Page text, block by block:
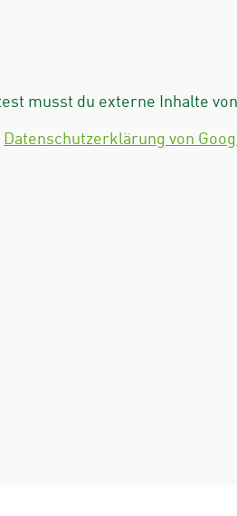
musst du externe Inhalte
Datenschutzerklärung von